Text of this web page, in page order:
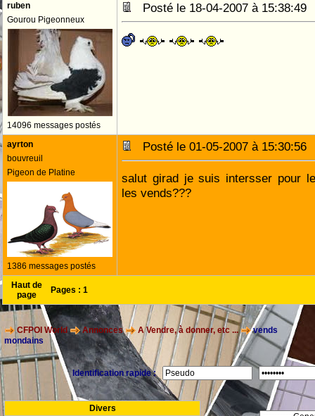
ruben
Gourou Pigeonneux
14096 messages postés
Posté le 18-04-2007 à
ayrton
bouvreuil
Pigeon de Platine
1386 messages postés
Posté le 01-05-2007 à
salut girad je suis intersser pour
les vends???
Haut de
page
Pages : 1
CFPOI World Annonces A Vendre, à donner, etc ...
vends
mondains
Identification rapide :
Divers